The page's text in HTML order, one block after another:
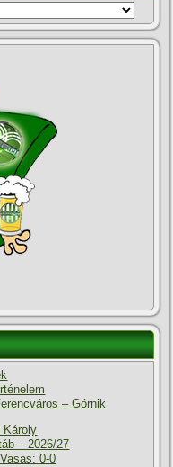
– Górnik
Károly
– 2026/27
0-0